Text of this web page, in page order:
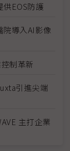
EOS防護
導入AI影像
制革新
引進尖端
主打企業